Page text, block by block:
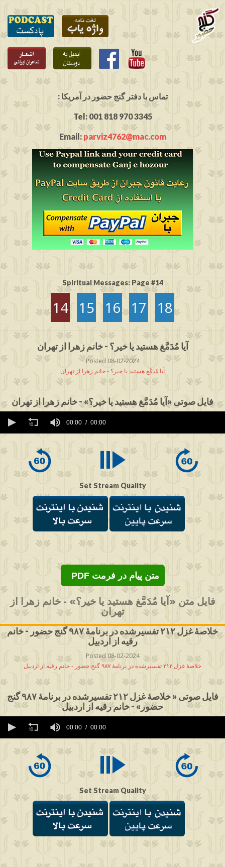
: تماس با دفتر گنج حضور در آمریکا
Tel: 001 818 970 3345
Email: parviz4762@mac.com
Spiritual Messages: Page #14
14 15 16 17 18
آیا مُدَمَّغ هستید یا خیر؟ - خانم زهرا از تهران
Posted 08-02-2024
آیا مُدَمَّغ هستید یا خیر؟ - خانم زهرا از تهران
فایل صوتی «آیا مُدَمَّغ هستید یا خیر؟» - خانم زهرا از تهران
seconds
seconds
00:00 00:00
Set Stream Quality
PDF متن پیام در فرمت
فایل متن «آیا مُدَمَّغ هستید یا خیر؟» - خانم زهرا از
تهران
خلاصۀ غزل ۲۱۲ تفسیرشده در برنامۀ ۹۸۷ گنج حضور - خانم
رقیه از اردبیل
Posted 08-02-2024
خلاصۀ غزل ۲۱۲ تفسیرشده در برنامۀ ۹۸۷ گنج حضور - خانم رقیه از اردبیل
فایل صوتی « خلاصۀ غزل ۲۱۲ تفسیرشده در برنامۀ ۹۸۷ گنج
حضور» - خانم رقیه از اردبیل
seconds
seconds
00:00 00:00
Set Stream Quality